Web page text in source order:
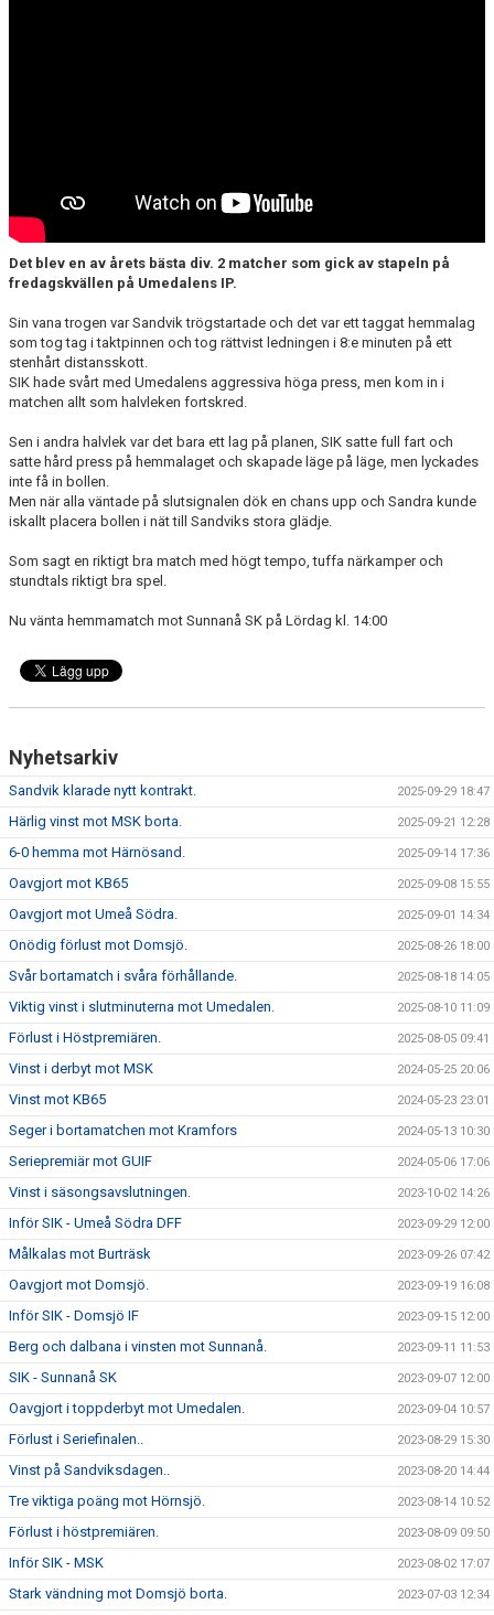
Det blev en av årets bästa div. 2 matcher som gick av stapeln på
fredagskvällen på Umedalens IP.
Sin vana trogen var Sandvik trögstartade och det var ett taggat hemmalag
som tog tag i taktpinnen och tog rättvist ledningen i 8:e minuten på ett
stenhårt distansskott.
SIK hade svårt med Umedalens aggressiva höga press, men kom in i
matchen allt som halvleken fortskred.
Sen i andra halvlek var det bara ett lag på planen, SIK satte full fart och
satte hård press på hemmalaget och skapade läge på läge, men lyckades
inte få in bollen.
Men när alla väntade på slutsignalen dök en chans upp och Sandra kunde
iskallt placera bollen i nät till Sandviks stora glädje.
Som sagt en riktigt bra match med högt tempo, tuffa närkamper och
stundtals riktigt bra spel.
Nu vänta hemmamatch mot Sunnanå SK på Lördag kl. 14:00
Nyhetsarkiv
Sandvik klarade nytt kontrakt. 2025-09-29 18:47
Härlig vinst mot MSK borta. 2025-09-21 12:28
6-0 hemma mot Härnösand. 2025-09-14 17:36
Oavgjort mot KB65 2025-09-08 15:55
Oavgjort mot Umeå Södra. 2025-09-01 14:34
Onödig förlust mot Domsjö. 2025-08-26 18:00
Svår bortamatch i svåra förhållande. 2025-08-18 14:05
Viktig vinst i slutminuterna mot Umedalen. 2025-08-10 11:09
Förlust i Höstpremiären. 2025-08-05 09:41
Vinst i derbyt mot MSK 2024-05-25 20:06
Vinst mot KB65 2024-05-23 23:01
Seger i bortamatchen mot Kramfors 2024-05-13 10:30
Seriepremiär mot GUIF 2024-05-06 17:06
Vinst i säsongsavslutningen. 2023-10-02 14:26
Inför SIK - Umeå Södra DFF 2023-09-29 12:00
Målkalas mot Burträsk 2023-09-26 07:42
Oavgjort mot Domsjö. 2023-09-19 16:08
Inför SIK - Domsjö IF 2023-09-15 12:00
Berg och dalbana i vinsten mot Sunnanå. 2023-09-11 11:53
SIK - Sunnanå SK 2023-09-07 12:00
Oavgjort i toppderbyt mot Umedalen. 2023-09-04 10:57
Förlust i Seriefinalen.. 2023-08-29 15:30
Vinst på Sandviksdagen.. 2023-08-20 14:44
Tre viktiga poäng mot Hörnsjö. 2023-08-14 10:52
Förlust i höstpremiären. 2023-08-09 09:50
Inför SIK - MSK 2023-08-02 17:07
Stark vändning mot Domsjö borta. 2023-07-03 12:34